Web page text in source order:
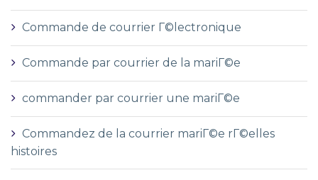
Commande de courrier Г©lectronique
Commande par courrier de la mariГ©e
commander par courrier une mariГ©e
Commandez de la courrier mariГ©e rГ©elles
histoires